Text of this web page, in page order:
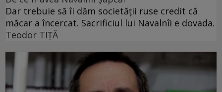
Dar trebuie să îi dăm societății ruse credit că
măcar a încercat. Sacrificiul lui Navalnîi e dovada.
Teodor TIŢĂ